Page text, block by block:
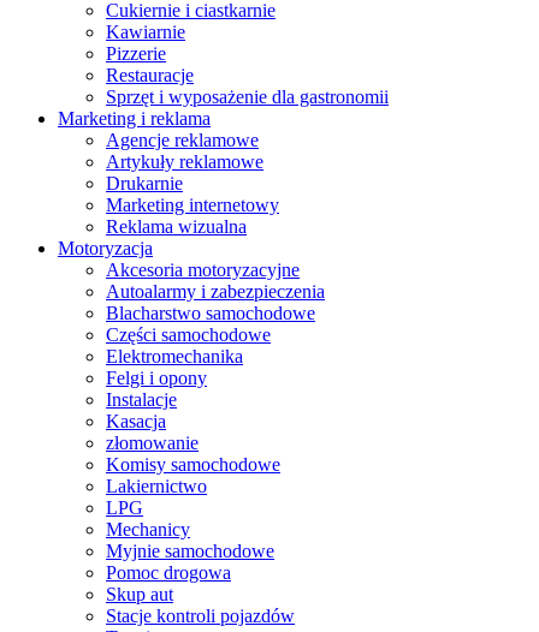
Cukiernie i ciastkarnie
Kawiarnie
Pizzerie
Restauracje
Sprzęt i wyposażenie dla gastronomii
Marketing i reklama
Agencje reklamowe
Artykuły reklamowe
Drukarnie
Marketing internetowy
Reklama wizualna
Motoryzacja
Akcesoria motoryzacyjne
Autoalarmy i zabezpieczenia
Blacharstwo samochodowe
Części samochodowe
Elektromechanika
Felgi i opony
Instalacje
Kasacja
złomowanie
Komisy samochodowe
Lakiernictwo
LPG
Mechanicy
Myjnie samochodowe
Pomoc drogowa
Skup aut
Stacje kontroli pojazdów